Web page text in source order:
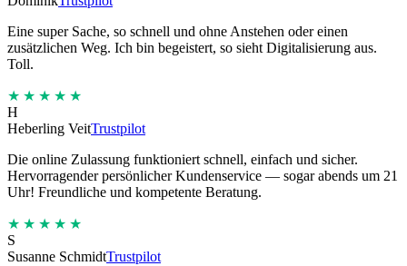
Eine super Sache, so schnell und ohne Anstehen oder einen
zusätzlichen Weg. Ich bin begeistert, so sieht Digitalisierung aus.
Toll.
★★★★★
H
Heberling VeitTrustpilot
Die online Zulassung funktioniert schnell, einfach und sicher.
Hervorragender persönlicher Kundenservice — sogar abends um 21
Uhr! Freundliche und kompetente Beratung.
★★★★★
S
Susanne SchmidtTrustpilot